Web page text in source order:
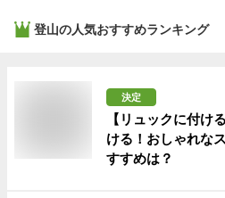
登山の人気おすすめランキング
決定
【リュックに付け
ける！おしゃれな
すすめは？